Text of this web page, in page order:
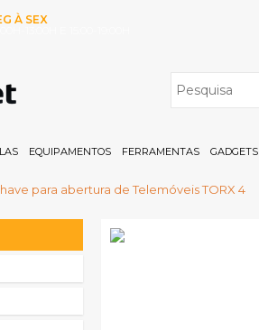
À SEX
EQUIPAMENTOS FERRAMENTAS GADGETS
para abertura de Telemóveis TORX 4